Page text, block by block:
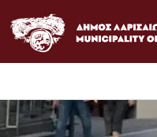
στο
περιεχόμενο